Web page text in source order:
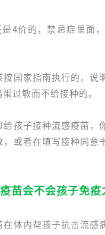
4价的，禁忌症里面
国家指南执行的，
过敏而不给接种的。
孩子接种流感疫苗
或者在填写接种同
苗会不会孩子免
体内帮孩子抗击流